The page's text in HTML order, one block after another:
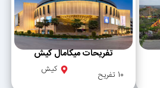
تفریحات میکامال کیش
10 تفریح کیش